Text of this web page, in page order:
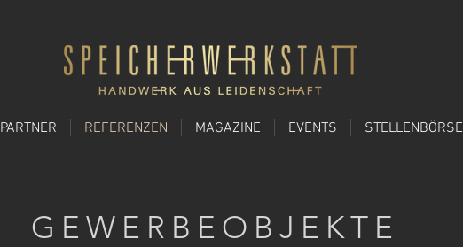
PARTNER REFERENZEN MAGAZINE EVENTS STELLENBÖRSE
GEWERBEOBJEKTE